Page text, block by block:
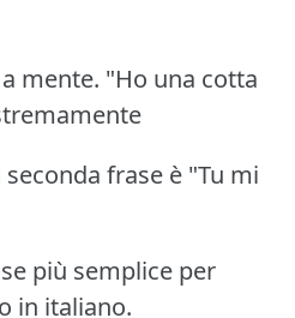
mente. "Ho una cotta
frase è "Tu mi
più semplice per
in italiano.